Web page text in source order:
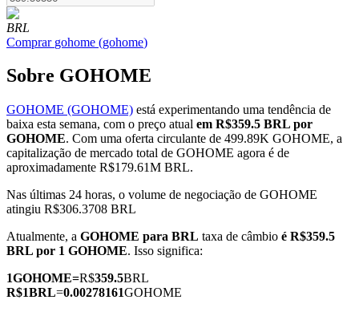
Futuros COIN-M
Futuros de criptomoeda
TradFi
Derivativos de ações, câmbio, metais preciosos e commodities
BRL
Comprar gohome (gohome)
Sobre GOHOME
GOHOME (GOHOME) está experimentando uma tendência de
baixa esta semana, com o preço atual em R$359.5 BRL por
GOHOME. Com uma oferta circulante de 499.89K GOHOME, a
capitalização de mercado total de GOHOME agora é de
aproximadamente R$179.61M BRL.
Nas últimas 24 horas, o volume de negociação de GOHOME
atingiu R$306.3708 BRL
Atualmente, a GOHOME para BRL taxa de câmbio é R$359.5
BRL por 1 GOHOME. Isso significa:
1GOHOME=R$359.5BRL
R$1BRL=0.00278161GOHOME